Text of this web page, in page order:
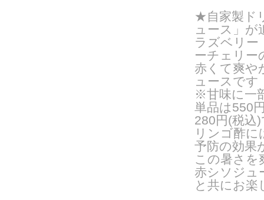
★自家製ド
ュース」が
ラズベリー
ーチェリー
赤くて爽や
ュースです
※甘味に一
単品は550
280円(税込
リンゴ酢
予防の効果
この暑さを
赤シソジュ
と共にお楽